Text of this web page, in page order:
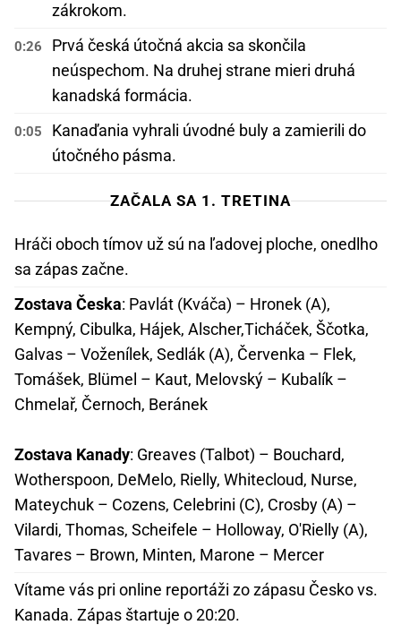
zákrokom.
0:26
Prvá česká útočná akcia sa skončila
neúspechom. Na druhej strane mieri druhá
kanadská formácia.
0:05
Kanaďania vyhrali úvodné buly a zamierili do
útočného pásma.
ZAČALA SA 1. TRETINA
Hráči oboch tímov už sú na ľadovej ploche, onedlho
sa zápas začne.
Zostava Česka: Pavlát (Kváča) – Hronek (A),
Kempný, Cibulka, Hájek, Alscher,Ticháček, Ščotka,
Galvas – Voženílek, Sedlák (A), Červenka – Flek,
Tomášek, Blümel – Kaut, Melovský – Kubalík –
Chmelař, Černoch, Beránek
Zostava Kanady: Greaves (Talbot) – Bouchard,
Wotherspoon, DeMelo, Rielly, Whitecloud, Nurse,
Mateychuk – Cozens, Celebrini (C), Crosby (A) –
Vilardi, Thomas, Scheifele – Holloway, O'Rielly (A),
Tavares – Brown, Minten, Marone – Mercer
Vítame vás pri online reportáži zo zápasu Česko vs.
Kanada. Zápas štartuje o 20:20.